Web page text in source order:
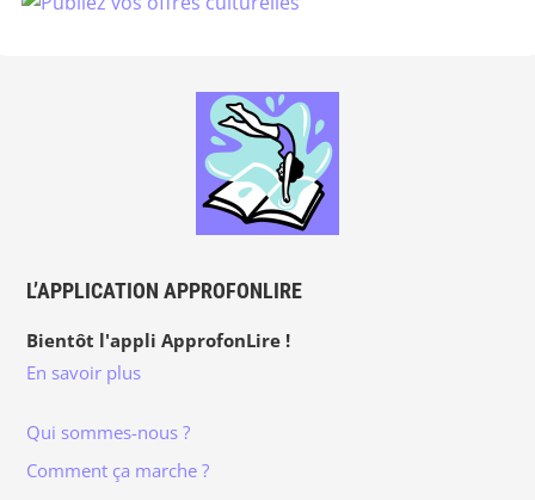
L’APPLICATION APPROFONLIRE
Bientôt l'appli ApprofonLire !
En savoir plus
Qui sommes-nous ?
Comment ça marche ?